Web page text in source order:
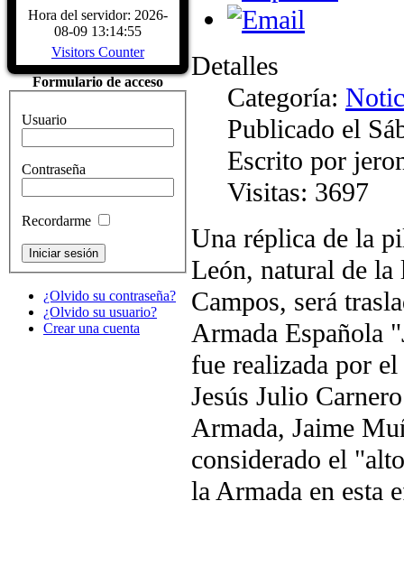
Hora del servidor: 2026-
08-09 13:14:55
Visitors Counter
Formulario de acceso
Usuario
Contraseña
Recordarme
¿Olvido su contraseña?
¿Olvido su usuario?
Crear una cuenta
Biografía Juan
Sábado, 04 Diciembre
provincia de Guipúzcoa, hacia
comerciante, participó en la
Características del
Sábado, 04 Diciembre
CARACTERÍSTICAS - Buque
de Elcano" Descripcion del buque.
HISTÓRICOS. ASTILLEROS:
LARRINAGA (CADIZ)....Read
Detalles
Categoría:
Publicado el
Escrito por
Visitas: 3697
Una réplica de la
León, natural de la
Campos, será
Armada Española
fue realizada por
Jesús Julio
Armada, Jaime
considerado el
la Armada en esta